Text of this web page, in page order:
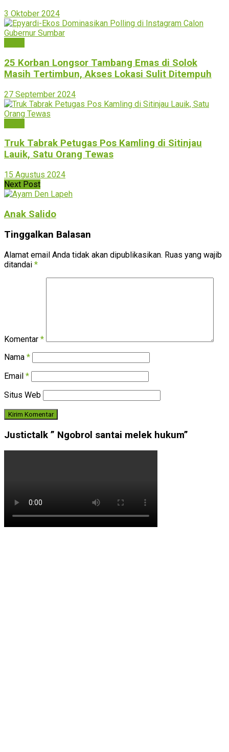
3 Oktober 2024
25 Korban Longsor Tambang Emas di Solok
Masih Tertimbun, Akses Lokasi Sulit Ditempuh
27 September 2024
Truk Tabrak Petugas Pos Kamling di Sitinjau
Lauik, Satu Orang Tewas
15 Agustus 2024
Next Post
Anak Salido
Tinggalkan Balasan
Alamat email Anda tidak akan dipublikasikan. Ruas yang wajib
ditandai *
Komentar *
Nama *
Email *
Situs Web
Justictalk ” Ngobrol santai melek hukum”